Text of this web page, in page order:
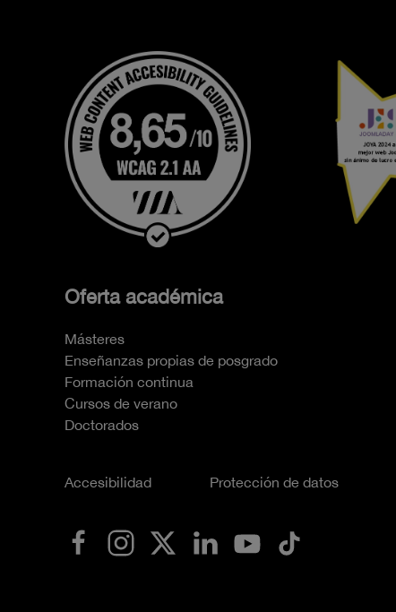
Oferta académica
Másteres
Enseñanzas propias de posgrado
Formación continua
Cursos de verano
Doctorados
Accesibilidad Protección de datos